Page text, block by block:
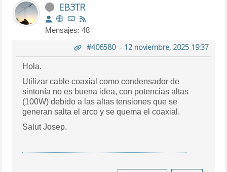
EB3TR
Mensajes: 48
#406580- 12 noviembre, 2025 19:37
Hola.
Utilizar cable coaxial como condensador de
sintonía no es buena idea, con potencias altas
(100W) debido a las altas tensiones que se
generan salta el arco y se quema el coaxial.
Salut Josep.